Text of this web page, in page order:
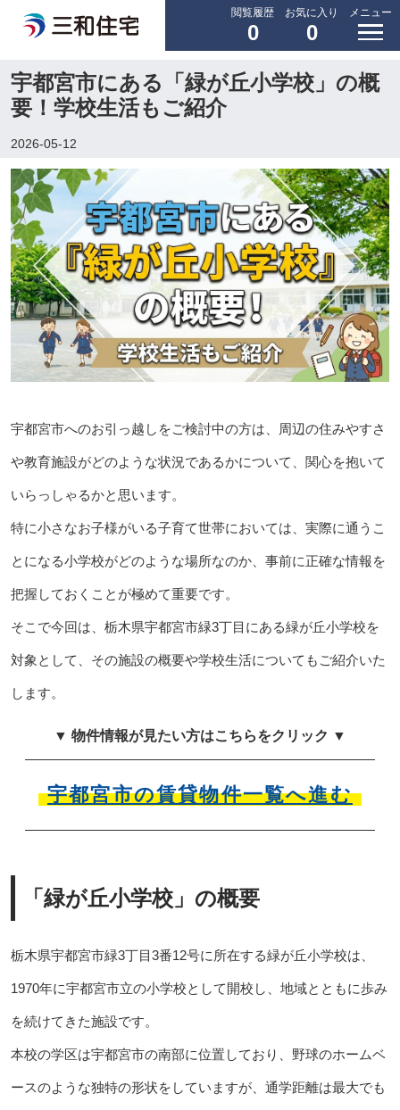
閲覧履歴
0
お気に入り
0
メニュー
宇都宮市にある「緑が丘小学校」の概
要！学校生活もご紹介
2026-05-12
宇都宮市へのお引っ越しをご検討中の方は、周辺の住みやすさ
や教育施設がどのような状況であるかについて、関心を抱いて
いらっしゃるかと思います。
特に小さなお子様がいる子育て世帯においては、実際に通うこ
とになる小学校がどのような場所なのか、事前に正確な情報を
把握しておくことが極めて重要です。
そこで今回は、栃木県宇都宮市緑3丁目にある緑が丘小学校を
対象として、その施設の概要や学校生活についてもご紹介いた
します。
▼ 物件情報が見たい方はこちらをクリック ▼
宇都宮市の賃貸物件一覧へ進む
「緑が丘小学校」の概要
栃木県宇都宮市緑3丁目3番12号に所在する緑が丘小学校は、
1970年に宇都宮市立の小学校として開校し、地域とともに歩み
を続けてきた施設です。
本校の学区は宇都宮市の南部に位置しており、野球のホームベ
ースのような独特の形状をしていますが、通学距離は最大でも